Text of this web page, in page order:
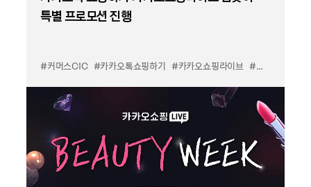
특별 프로모션 진행
#커머스CIC #카카오톡쇼핑하기 #카카오쇼핑라이브 #프로모션